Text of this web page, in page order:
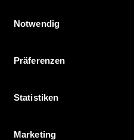
Durch Anklicken der
Detailansicht geben Sie
Ihrer Daten zu den
widerruflich für die Zukunft
Schaltfläche „Einwilligung
Notwendig
Präferenzen
Statistiken
Marketing
PREISLISTE